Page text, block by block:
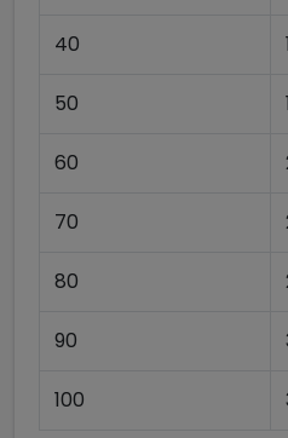
40
50
60
70
80
90
100